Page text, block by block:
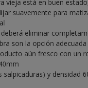
vieja está en buen
suavemente para
eliminar
son la opción
aún fresco con un
salpicaduras) y densidad